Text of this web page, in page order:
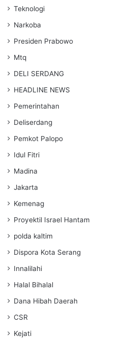
Teknologi
Narkoba
Presiden Prabowo
Mtq
DELI SERDANG
HEADLINE NEWS
Pemerintahan
Deliserdang
Pemkot Palopo
Idul Fitri
Madina
Jakarta
Kemenag
Proyektil Israel Hantam
polda kaltim
Dispora Kota Serang
Innalilahi
Halal Bihalal
Dana Hibah Daerah
CSR
Kejati